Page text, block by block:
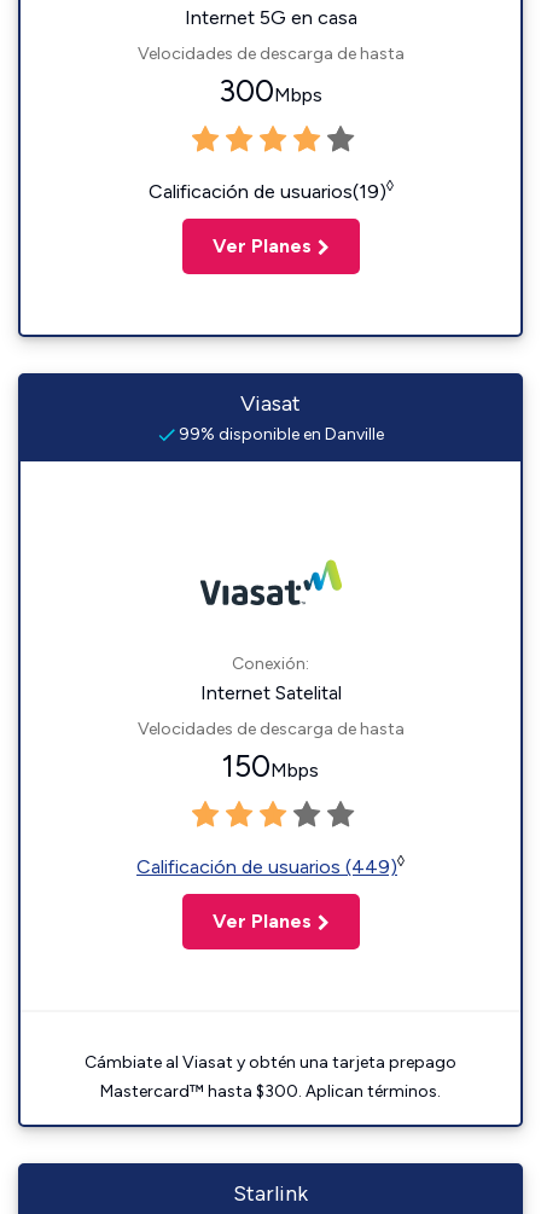
Internet 5G en casa
Velocidades de descarga de hasta
300Mbps
Calificación de usuarios(19)◊
Ver Planes
Viasat
99% disponible en Danville
Conexión:
Internet Satelital
Velocidades de descarga de hasta
150Mbps
Calificación de usuarios (449)◊
Ver Planes
Cámbiate al Viasat y obtén una tarjeta prepago
Mastercard™ hasta $300. Aplican términos.
Starlink